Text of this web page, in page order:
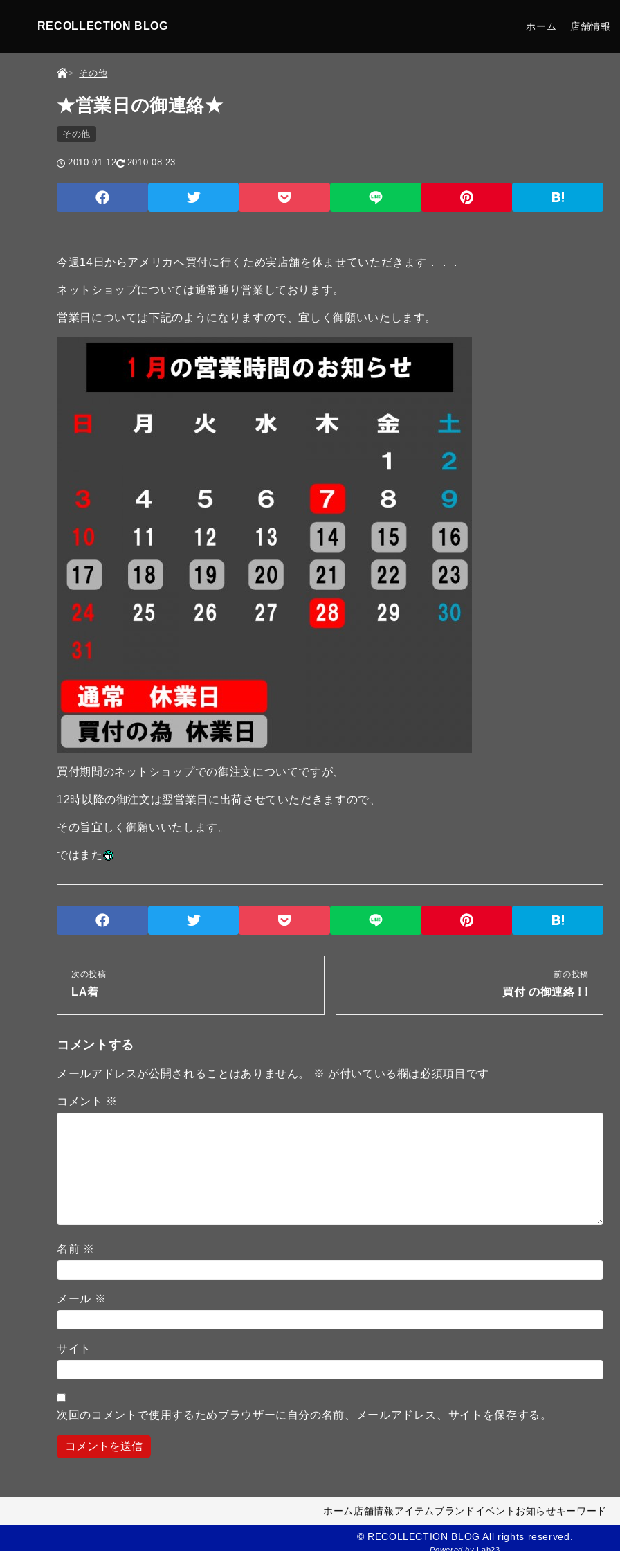
RECOLLECTION BLOG ホーム 店舗情報
その他
★営業日の御連絡★
その他
2010.01.12 2010.08.23
今週14日からアメリカへ買付に行くため実店舗を休ませていただきます．．．
ネットショップについては通常通り営業しております。
営業日については下記のようになりますので、宜しく御願いいたします。
買付期間のネットショップでの御注文についてですが、
12時以降の御注文は翌営業日に出荷させていただきますので、
その旨宜しく御願いいたします。
ではまた
次の投稿
LA着
前の投稿
買付 の御連絡 ! !
コメントする
メールアドレスが公開されることはありません。 ※ が付いている欄は必須項目です
コメント ※
名前 ※
メール ※
サイト
次回のコメントで使用するためブラウザーに自分の名前、メールアドレス、サイトを保存する。
ホーム 店舗情報アイテムブランド イベント お知らせキーワード
© RECOLLECTION BLOG All rights reserved.